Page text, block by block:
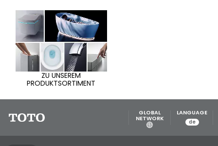
ZU UNSEREM
PRODUKTSORTIMENT
GLOBAL
NETWORK
LANGUAGE
de